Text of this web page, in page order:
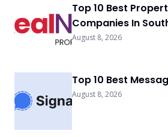
Top 10 Best
Companies In
August 8, 2026
Top 10 Best
August 8, 2026